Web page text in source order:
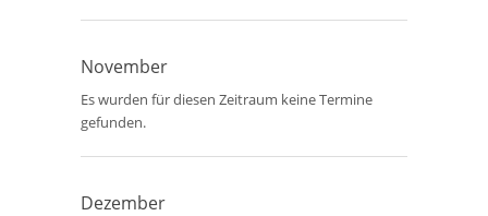
November
Es wurden für diesen Zeitraum keine Termine
gefunden.
Dezember